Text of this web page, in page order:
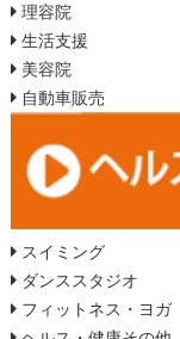
理容院
生活支援
美容院
自動車販売
スイミング
ダンススタジオ
フィットネス・ヨガ